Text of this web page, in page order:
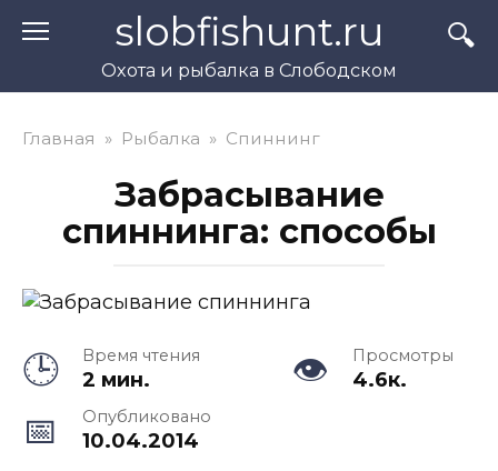
slobfishunt.ru
Охота и рыбалка в Слободском
Главная » Рыбалка » Спиннинг
Забрасывание
спиннинга: способы
Время чтения
2 мин.
Просмотры
4.6к.
Опубликовано
10.04.2014